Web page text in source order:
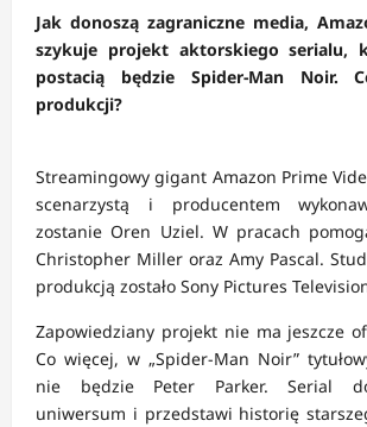
Jak donoszą zagraniczne media,
szykuje projekt aktorskiego serialu,
postacią będzie Spider-Man Noir.
produkcji?
Streamingowy gigant Amazon Prime
scenarzystą i producentem
zostanie Oren Uziel. W pracach
Christopher Miller oraz Amy Pascal.
produkcją zostało Sony Pictures
Zapowiedziany projekt nie ma jeszcze
Co więcej, w „Spider-Man Noir”
nie będzie Peter Parker. Serial
uniwersum i przedstawi historię